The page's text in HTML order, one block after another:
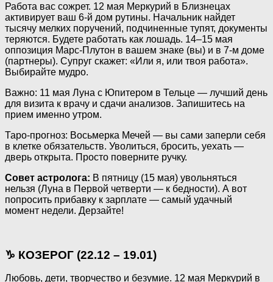
Работа вас сожрет. 12 мая Меркурий в Близнецах
активирует ваш 6-й дом рутины. Начальник найдет
тысячу мелких поручений, подчиненные тупят, документы
теряются. Будете работать как лошадь. 14–15 мая
оппозиция Марс-Плутон в вашем знаке (вы) и в 7-м доме
(партнеры). Супруг скажет: «Или я, или твоя работа».
Выбирайте мудро.
Важно: 11 мая Луна с Юпитером в Тельце — лучший день
для визита к врачу и сдачи анализов. Запишитесь на
прием именно утром.
Таро-прогноз: Восьмерка Мечей — вы сами заперли себя
в клетке обязательств. Уволиться, бросить, уехать —
дверь открыта. Просто поверните ручку.
Совет астролога: В пятницу (15 мая) увольняться
нельзя (Луна в Первой четверти — к бедности). А вот
попросить прибавку к зарплате — самый удачный
момент недели. Дерзайте!
♑ КОЗЕРОГ (22.12 – 19.01)
Любовь, дети, творчество и безумие. 12 мая Меркурий в